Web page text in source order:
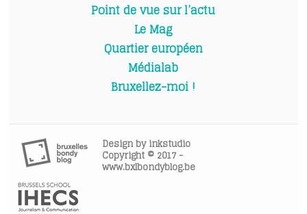
Point de vue sur l’actu
Le Mag
Quartier européen
Médialab
Bruxellez-moi !
Design byinkstudio
Copyright © 2017 -
www.bxlbondyblog.be